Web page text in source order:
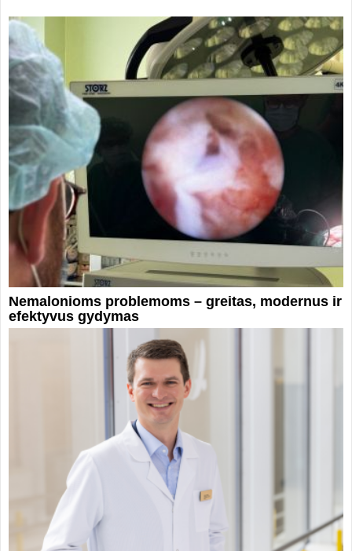
Nemalonioms problemoms – greitas, modernus ir
efektyvus gydymas